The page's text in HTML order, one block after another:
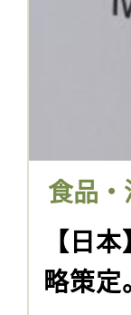
食品
【日
略策